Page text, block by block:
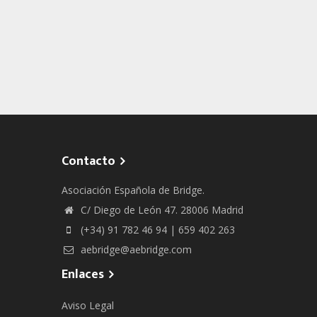
Contacto
Asociación Española de Bridge.
C/ Diego de León 47. 28006 Madrid
(+34) 91 782 46 94 | 659 402 263
aebridge@aebridge.com
Enlaces
Aviso Legal